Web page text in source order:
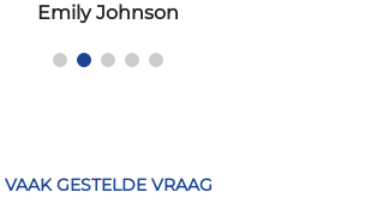
Emily Johnson
VAAK GESTELDE VRAAG